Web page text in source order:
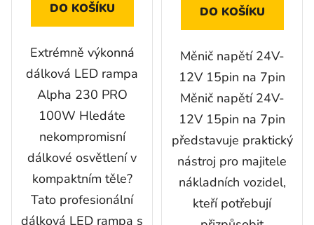
DO KOŠÍKU
Extrémně výkonná
dálková LED rampa
Alpha 230 PRO
100W Hledáte
nekompromisní
dálkové osvětlení v
kompaktním těle?
Tato profesionální
dálková LED rampa s
DO KOŠÍKU
Měnič napětí 24V-
12V 15pin na 7pin
Měnič napětí 24V-
12V 15pin na 7pin
představuje praktický
nástroj pro majitele
nákladních vozidel,
kteří potřebují